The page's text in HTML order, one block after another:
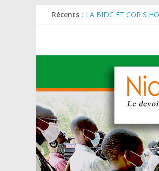
Récents : MARADI : Le
SEMAINE DU
BANQUE
AES : Le Chef de